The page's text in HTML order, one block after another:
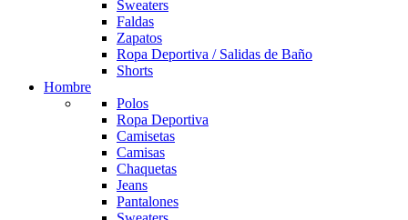
Sweaters
Faldas
Zapatos
Ropa Deportiva / Salidas de Baño
Shorts
Hombre
Polos
Ropa Deportiva
Camisetas
Camisas
Chaquetas
Jeans
Pantalones